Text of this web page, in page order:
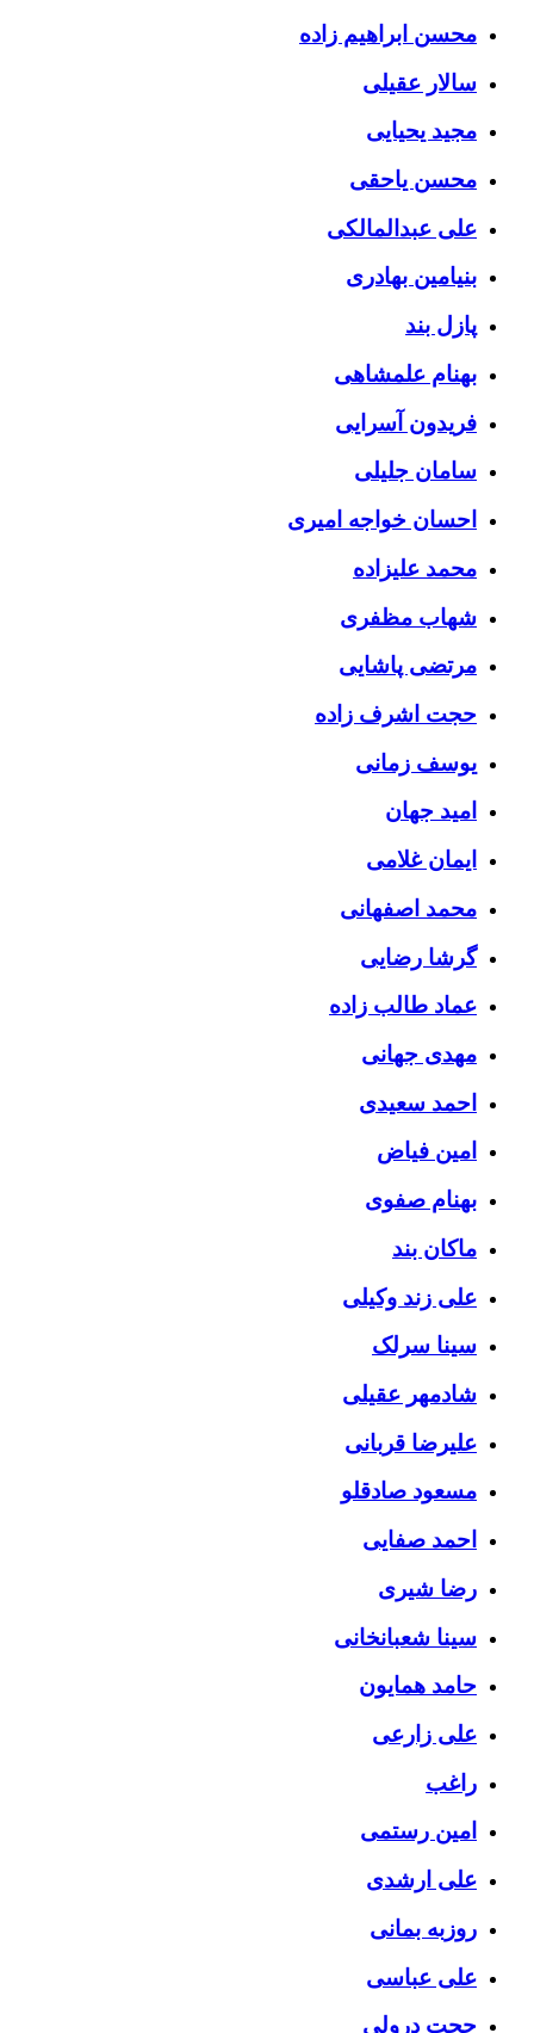
محسن ابراهیم زاده
سالار عقیلی
مجید یحیایی
محسن یاحقی
علی عبدالمالکی
بنیامین بهادری
پازل بند
بهنام علمشاهی
فریدون آسرایی
سامان جلیلی
احسان خواجه امیری
محمد علیزاده
شهاب مظفری
مرتضی پاشایی
حجت اشرف زاده
یوسف زمانی
امید جهان
ایمان غلامی
محمد اصفهانی
گرشا رضایی
عماد طالب زاده
مهدی جهانی
احمد سعیدی
امین فیاض
بهنام صفوی
ماکان بند
علی زند وکیلی
سینا سرلک
شادمهر عقیلی
علیرضا قربانی
مسعود صادقلو
احمد صفایی
رضا شیری
سینا شعبانخانی
حامد همایون
علی زارعی
راغب
امین رستمی
علی ارشدی
روزبه بمانی
علی عباسی
حجت درولی